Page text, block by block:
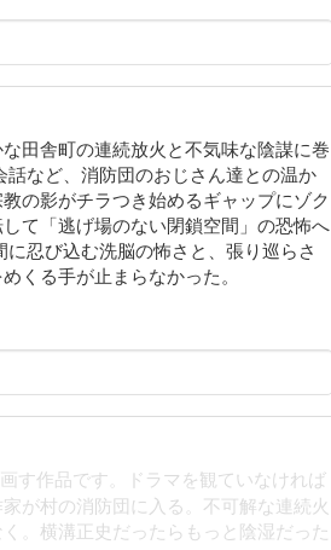
田舎町の連続放火と不気味な陰謀に巻
など、消防団のおじさん達との温か
の影がチラつき始めるギャップにゾク
て「逃げ場のない閉鎖空間」の恐怖へ
忍び込む洗脳の怖さと、張り巡らさ
くる手が止まらなかった。
す作品です。ドラマを観ていなければ
が村の消防団に入る。不可解な連続火
。横溝正史だったらもっと陰湿だった